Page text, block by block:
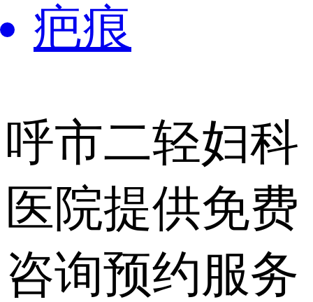
疤痕
呼市二轻妇科
医院提供免费
咨询预约服务